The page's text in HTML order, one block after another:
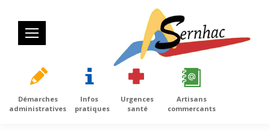
Démarches
administratives
Infos
pratiques
Urgences
santé
Artisans
commercants